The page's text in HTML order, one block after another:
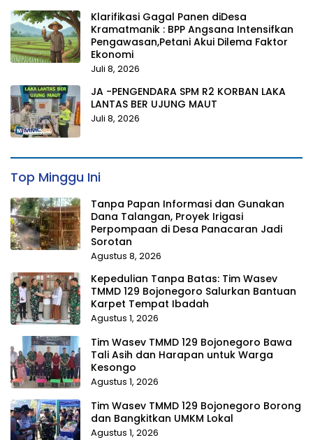
Klarifikasi Gagal Panen diDesa
Kramatmanik : BPP Angsana Intensifkan
Pengawasan,Petani Akui Dilema Faktor
Ekonomi
Juli 8, 2026
JA -PENGENDARA SPM R2 KORBAN LAKA
LANTAS BER UJUNG MAUT
Juli 8, 2026
Top Minggu Ini
Tanpa Papan Informasi dan Gunakan
Dana Talangan, Proyek Irigasi
Perpompaan di Desa Panacaran Jadi
Sorotan
Agustus 8, 2026
Kepedulian Tanpa Batas: Tim Wasev
TMMD 129 Bojonegoro Salurkan Bantuan
Karpet Tempat Ibadah
Agustus 1, 2026
Tim Wasev TMMD 129 Bojonegoro Bawa
Tali Asih dan Harapan untuk Warga
Kesongo
Agustus 1, 2026
Tim Wasev TMMD 129 Bojonegoro Borong
dan Bangkitkan UMKM Lokal
Agustus 1, 2026